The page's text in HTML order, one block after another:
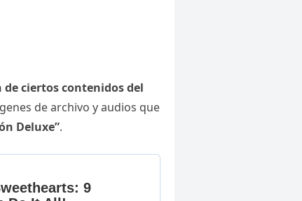
ciertos contenidos del
de archivo y audios que
Deluxe”.